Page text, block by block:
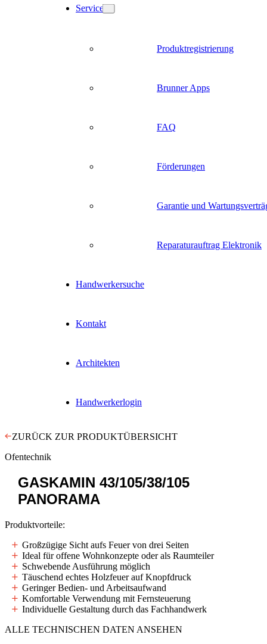
Service
Produktregistrierung
Brunner Apps
FAQ
Förderungen
Garantie und
Reparaturauftrag Elektronik
Handwerkersuche
Kontakt
Architekten
Handwerkerlogin
ZURÜCK ZUR PRODUKTÜBERSICHT
Ofentechnik
GASKAMIN 43/105/38/105
PANORAMA
Produktvorteile:
Großzügige Sicht aufs Feuer von drei Seiten
Ideal für offene Wohnkonzepte oder als Raumteiler
Schwebende Ausführung möglich
Täuschend echtes Holzfeuer auf Knopfdruck
Geringer Bedien- und Arbeitsaufwand
Komfortable Verwendung mit Fernsteuerung
Individuelle Gestaltung durch das Fachhandwerk
ALLE TECHNISCHEN DATEN ANSEHEN